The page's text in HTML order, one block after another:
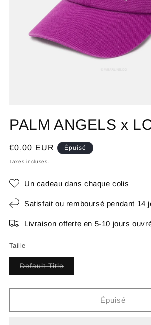
PALM ANGELS x
Prix
habituel
€0,00 EUR Épuisé
Taxes incluses.
Un cadeau dans chaque colis
Satisfait ou remboursé pendant 14
Livraison offerte en 5-10 jours
Taille
Default TitleVariante
indisponible
Épuisé